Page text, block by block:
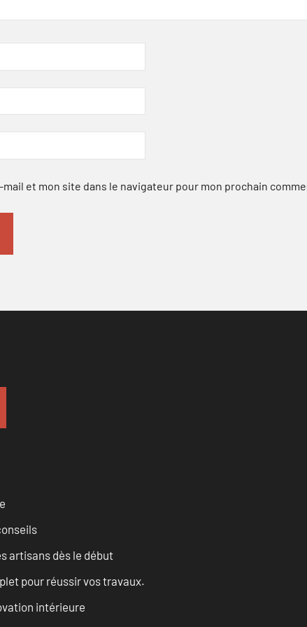
et mon site dans le navigateur pour mon prochain
artisans dès le début
pour réussir vos travaux.
intérieure